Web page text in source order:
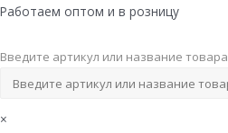
Перейти
содержимому
Работаем оптом и в розницу
Введите артикул или название товара
×